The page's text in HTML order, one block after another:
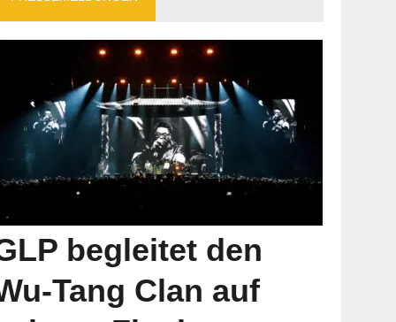
begleitet den
Tang Clan auf